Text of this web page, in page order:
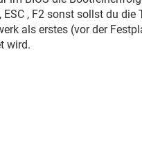
ESC , F2 sonst sollst du
als erstes (vor der
wird.